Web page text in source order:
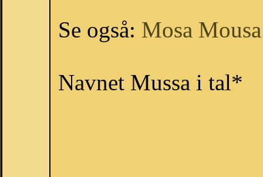
Se også: Mosa Mousa
Navnet Mussa i tal*